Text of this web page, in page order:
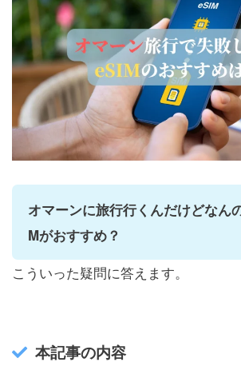
オマーンに旅行行くんだけどなん
Mがおすすめ？
こういった疑問に答えます。
本記事の内容